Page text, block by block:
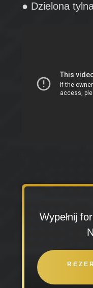
● Dzielona
Wypełnij